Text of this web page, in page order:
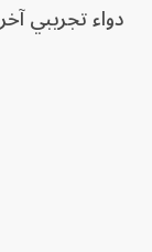
دواء تجريبي